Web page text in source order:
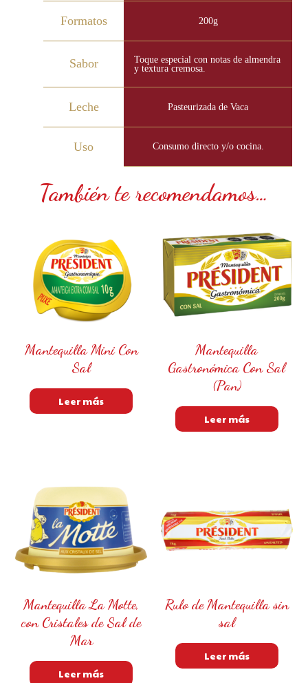
Formatos 200g
Sabor
Toque especial con notas de almendra
y textura cremosa.
Leche Pasteurizada de Vaca
Uso Consumo directo y/o cocina.
También te recomendamos…
Mantequilla Mini Con
Sal
Leer más
Mantequilla
Gastronómica Con Sal
(Pan)
Leer más
Mantequilla La Motte,
con Cristales de Sal de
Mar
Leer más
Rulo de Mantequilla sin
sal
Leer más